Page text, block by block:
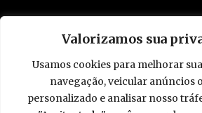
Valorizamos sua
Usamos cookies para melhorar
navegação, veicular anúncios
personalizado e analisar nosso
© 2009 - 2026 Piloto Policial. Todos os